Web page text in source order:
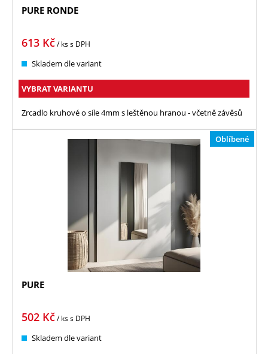
PURE RONDE
613 Kč/ kss DPH
Skladem dle variant
VYBRAT VARIANTU
Zrcadlo kruhové o síle 4mm s leštěnou hranou - včetně závěsů
Oblíbené
PURE
502 Kč/ kss DPH
Skladem dle variant